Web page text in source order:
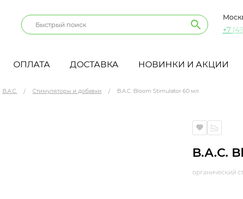
+7
ОПЛАТА ДОСТАВКА НОВИНКИ И АКЦИИ
B.A.C. Стимуляторы и добавки B.A.C. Bloom Stimulator 60 мл
B.A.C.
органический